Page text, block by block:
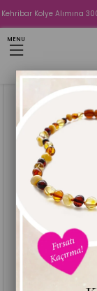
Kehribar Kolye Alımına
MENU
Anasayfa BABA